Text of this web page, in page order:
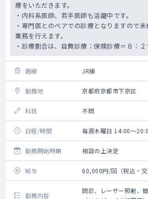
療をいただきます。
・内科系医師、若手医師も活躍中です。
・専門医とのペアでの診療となりますので
業務を行えます。
・診療割合は、自費診療：保険診療＝８：２
路線 JR線
勤務地 京都府京都市下京区
科目 不問
日程/時間 毎週木曜日 14:00～
勤務開始時期 相談の上決定
給与 60,000円/回（税込・交
勤務内容
問診、レーザー照射、